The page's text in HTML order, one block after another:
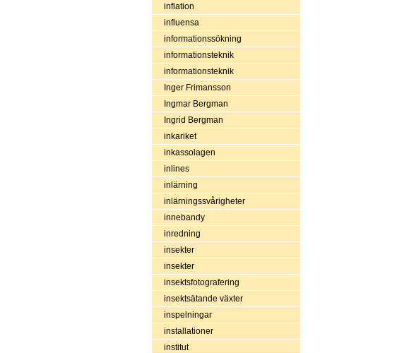
inflation
influensa
informationssökning
informationsteknik
informationsteknik
Inger Frimansson
Ingmar Bergman
Ingrid Bergman
inkariket
inkassolagen
inlines
inlärning
inlärningssvårigheter
innebandy
inredning
insekter
insekter
insektsfotografering
insektsätande växter
inspelningar
installationer
institut